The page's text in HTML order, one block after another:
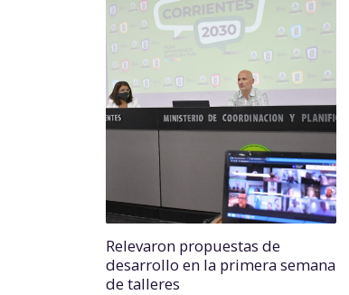
Relevaron propuestas de
desarrollo en la primera semana
de talleres